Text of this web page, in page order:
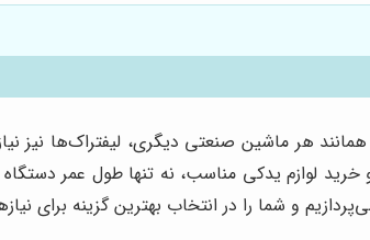
هر ماشین صنعتی دیگری، لیفتراک‌ها نیز
لوازم یدکی مناسب، نه تنها طول عمر دستگاه
و شما را در انتخاب بهترین گزینه برای